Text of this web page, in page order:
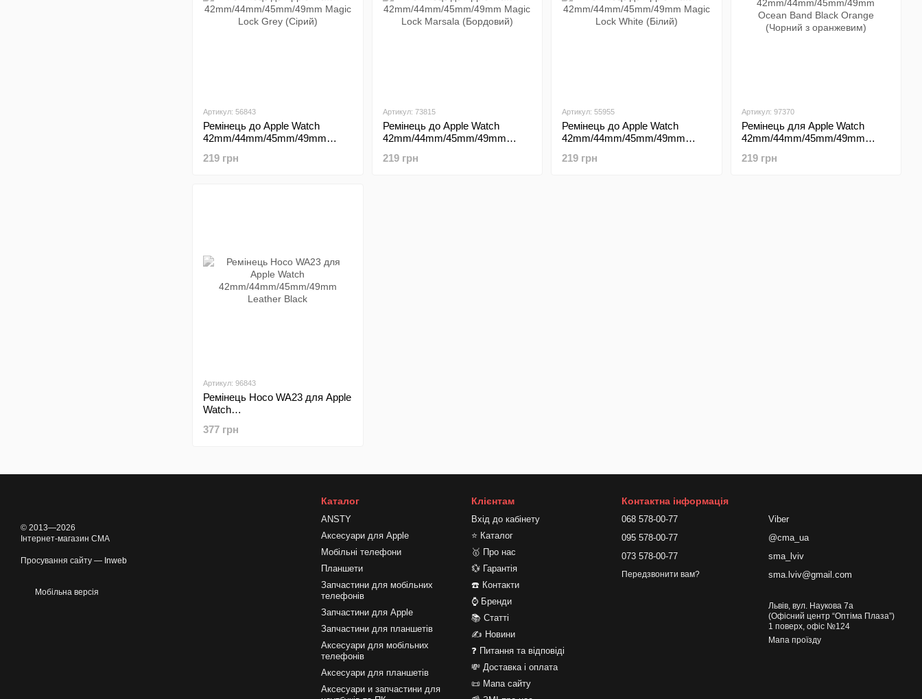
Артикул: 56843
Ремінець до Apple Watch
42mm/44mm/45mm/49mm
219 грн
Артикул: 73815
Ремінець до Apple Watch
42mm/44mm/45mm/49mm
219 грн
Артикул: 55955
Ремінець до Apple Watch
42mm/44mm/45mm/49mm
219 грн
Артикул: 97370
Ремінець для Apple Watch
42mm/44mm/45mm/49mm
(Чорний з оранжевим)
219 грн
Артикул: 96843
Ремінець Hoco WA23 для Apple
Watch
Leather Black
377 грн
© 2013—2026
Інтернет-магазин CMA
Просування сайту — Inweb
Мобільна версія
Каталог
ANSTY
Аксесуари для Apple
Мобільні телефони
Планшети
Запчастини для мобільних
телефонів
Запчастини для Apple
Запчастини для планшетів
Аксесуари для мобільних
телефонів
Аксесуари для планшетів
Аксесуари и запчастини для
Клієнтам
Вхід до кабінету
⭐ Каталог
🥇 Про нас
💱 Гарантія
☎️ Контакти
⌚ Бренди
📚 Статті
✍ Новини
❓ Питання та відповіді
💸 Доставка і оплата
📜 Мапа сайту
Контактна інформація
068 578-00-77
095 578-00-77
073 578-00-77
Передзвонити вам?
Viber
@cma_ua
sma_lviv
sma.lviv@gmail.com
Львів, вул. Наукова 7а
(Офісний центр “Оптіма Плаза”)
1 поверх, офіс №124
Мапа проїзду